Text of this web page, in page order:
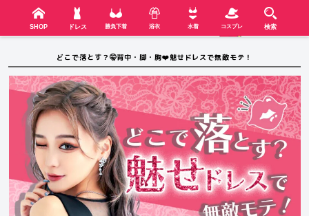
SHOP ドレス 勝負下着 浴衣 水着 コスプレ 検索
どこで落とす？🤫背中・脚・胸❤️魅せドレスで無敵モテ！
SHOP